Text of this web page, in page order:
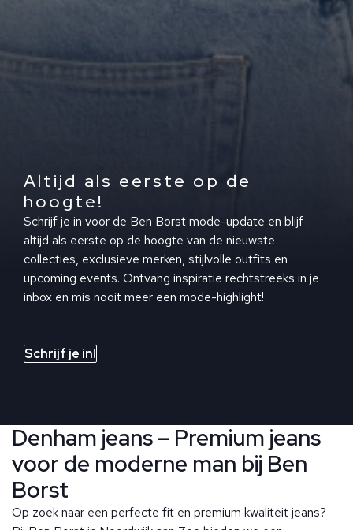
Altijd als eerste op de
hoogte!
Schrijf je in voor de Ben Borst mode-update en blijf
altijd als eerste op de hoogte van de nieuwste
collecties, exclusieve merken, stijlvolle outfits en
upcoming events. Ontvang inspiratie rechtstreeks in je
inbox en mis nooit meer een mode-highlight!
Schrijf je in!
Denham jeans – Premium jeans
voor de moderne man bij Ben
Borst
Op zoek naar een perfecte fit en premium kwaliteit jeans?